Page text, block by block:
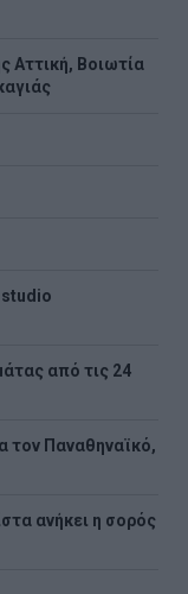
Αττική, Βοιωτία
studio
από τις 24
τον Παναθηναϊκό,
ανήκει η σορός